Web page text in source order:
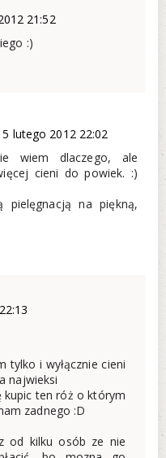
21:52
:)
lutego 2012 22:02
wiem dlaczego, ale
cieni do powiek. :)
na piękną,
tylko i wyłącznie cieni
najwieksi
kupic ten róż o którym
zadnego :D
od kilku osób ze nie